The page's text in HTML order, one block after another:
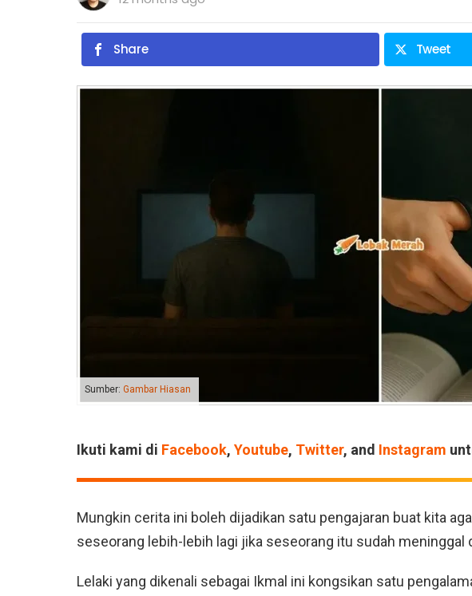
Share Tweet
Sumber: Gambar Hiasan
Ikuti kami di Facebook, Youtube, Twitter, and Instagram
Mungkin cerita ini boleh dijadikan satu pengajaran buat kita
seseorang lebih-lebih lagi jika seseorang itu sudah meninggal
Lelaki yang dikenali sebagai Ikmal ini kongsikan satu